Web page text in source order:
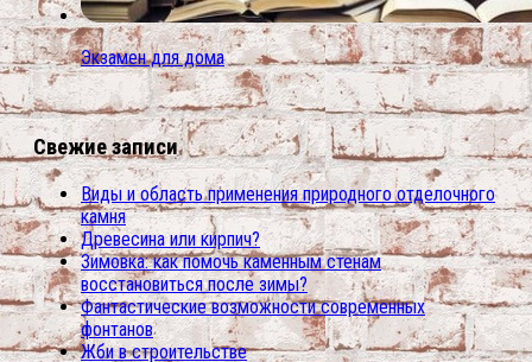
Экзамен для дома
Свежие записи
Виды и область применения природного отделочного
камня
Древесина или кирпич?
Зимовка: как помочь каменным стенам
восстановиться после зимы?
Фантастические возможности современных
фонтанов
Жби в строительстве